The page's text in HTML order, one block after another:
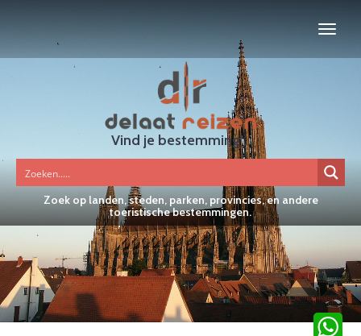
Vind je bestemming...
Zoek op landen, steden, parken, provincies, en andere
toeristische bestemmingen.